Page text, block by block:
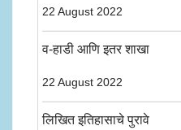
22 August 2022
व-हाडी आणि इतर शाखा
22 August 2022
लिखित इतिहासाचे पुरावे